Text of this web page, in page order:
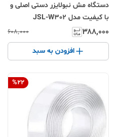
دستگاه مش نبولایزر دستی اصلی و
با کیفیت مدل JSL-W302
۳۸۸٬۰۰۰ ۶۰۸٬۰۰۰
افزودن به سبد
%22